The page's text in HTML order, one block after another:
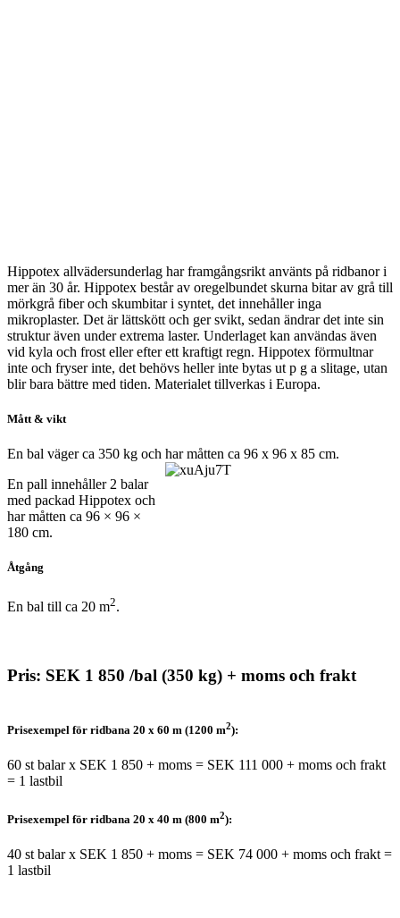
Hippotex allvädersunderlag har framgångsrikt använts på ridbanor i
mer än 30 år. Hippotex består av oregelbundet skurna bitar av grå till
mörkgrå fiber och skumbitar i syntet, det innehåller inga
mikroplaster. Det är lättskött och ger svikt, sedan ändrar det inte sin
struktur även under extrema laster. Underlaget kan användas även
vid kyla och frost eller efter ett kraftigt regn. Hippotex förmultnar
inte och fryser inte, det behövs heller inte bytas ut p g a slitage, utan
blir bara bättre med tiden. Materialet tillverkas i Europa.
Mått & vikt
En bal väger ca 350 kg och har måtten ca 96 x 96 x 85 cm.
En pall innehåller 2 balar
med packad Hippotex och
har måtten ca 96 × 96 ×
180 cm.
Åtgång
En bal till ca 20 m2.
Pris: SEK 1 850 /bal (350 kg) + moms och frakt
Prisexempel för ridbana 20 x 60 m (1200 m2):
60 st balar x SEK 1 850 + moms = SEK 111 000 + moms och frakt
= 1 lastbil
Prisexempel för ridbana 20 x 40 m (800 m2):
40 st balar x SEK 1 850 + moms = SEK 74 000 + moms och frakt =
1 lastbil